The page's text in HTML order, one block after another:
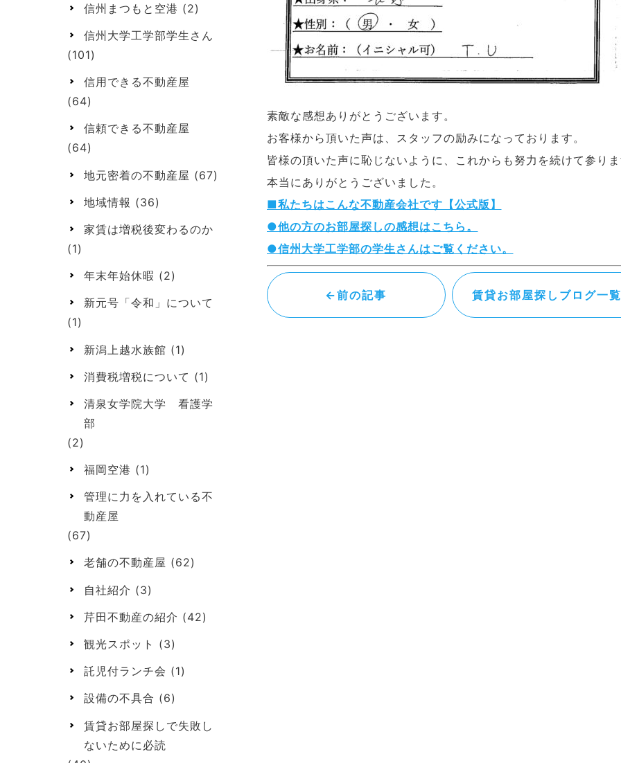
素敵な感想ありがとうございます。
お客様から頂いた声は、スタッフの励みになっております。
皆様の頂いた声に恥じないように、これからも努力を続けて参り
本当にありがとうございました。
■私たちはこんな不動産会社です【公式版】
●他の方のお部屋探しの感想はこちら。
●信州大学工学部の学生さんはご覧ください。
←前の記事 賃貸お部屋探しブログ一
信州まつもと空港 (2)
信州大学工学部学生さん
(101)
信用できる不動産屋
(64)
信頼できる不動産屋
(64)
地元密着の不動産屋 (67)
地域情報 (36)
家賃は増税後変わるのか
(1)
年末年始休暇 (2)
新元号「令和」について
(1)
新潟上越水族館 (1)
消費税増税について (1)
清泉女学院大学 看護学
部
(2)
福岡空港 (1)
管理に力を入れている不
動産屋
(67)
老舗の不動産屋 (62)
自社紹介 (3)
芹田不動産の紹介 (42)
観光スポット (3)
託児付ランチ会 (1)
設備の不具合 (6)
賃貸お部屋探しで失敗し
ないために必読